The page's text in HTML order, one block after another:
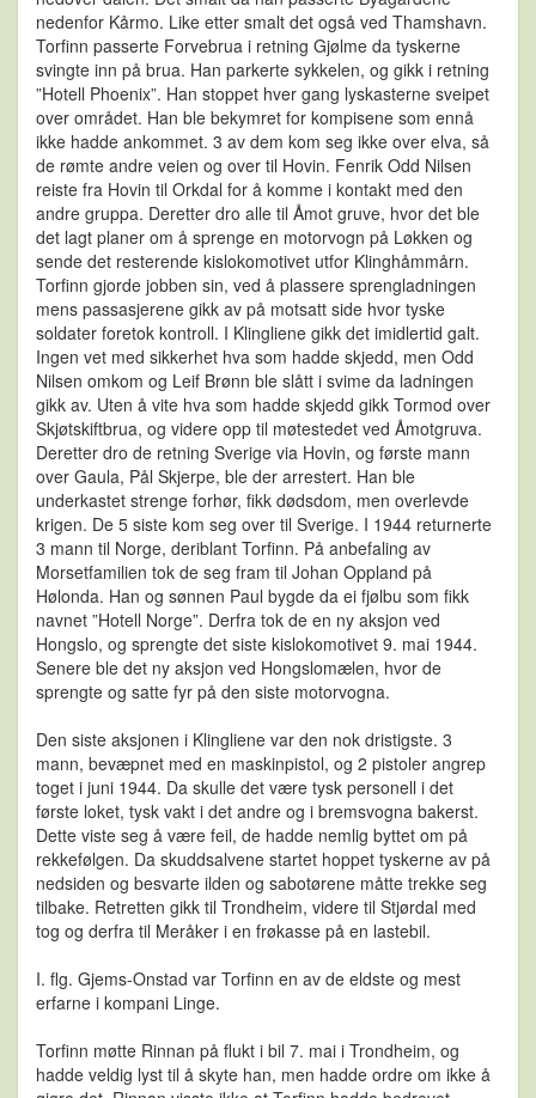
nedenfor Kårmo. Like etter smalt det også ved Thamshavn.
Torfinn passerte Forvebrua i retning Gjølme da tyskerne
svingte inn på brua. Han parkerte sykkelen, og gikk i retning
”Hotell Phoenix”. Han stoppet hver gang lyskasterne sveipet
over området. Han ble bekymret for kompisene som ennå
ikke hadde ankommet. 3 av dem kom seg ikke over elva, så
de rømte andre veien og over til Hovin. Fenrik Odd Nilsen
reiste fra Hovin til Orkdal for å komme i kontakt med den
andre gruppa. Deretter dro alle til Åmot gruve, hvor det ble
det lagt planer om å sprenge en motorvogn på Løkken og
sende det resterende kislokomotivet utfor Klinghåmmårn.
Torfinn gjorde jobben sin, ved å plassere sprengladningen
mens passasjerene gikk av på motsatt side hvor tyske
soldater foretok kontroll. I Klingliene gikk det imidlertid galt.
Ingen vet med sikkerhet hva som hadde skjedd, men Odd
Nilsen omkom og Leif Brønn ble slått i svime da ladningen
gikk av. Uten å vite hva som hadde skjedd gikk Tormod over
Skjøtskiftbrua, og videre opp til møtestedet ved Åmotgruva.
Deretter dro de retning Sverige via Hovin, og første mann
over Gaula, Pål Skjerpe, ble der arrestert. Han ble
underkastet strenge forhør, fikk dødsdom, men overlevde
krigen. De 5 siste kom seg over til Sverige. I 1944 returnerte
3 mann til Norge, deriblant Torfinn. På anbefaling av
Morsetfamilien tok de seg fram til Johan Oppland på
Hølonda. Han og sønnen Paul bygde da ei fjølbu som fikk
navnet ”Hotell Norge”. Derfra tok de en ny aksjon ved
Hongslo, og sprengte det siste kislokomotivet 9. mai 1944.
Senere ble det ny aksjon ved Hongslomælen, hvor de
sprengte og satte fyr på den siste motorvogna.
Den siste aksjonen i Klingliene var den nok dristigste. 3
mann, bevæpnet med en maskinpistol, og 2 pistoler angrep
toget i juni 1944. Da skulle det være tysk personell i det
første loket, tysk vakt i det andre og i bremsvogna bakerst.
Dette viste seg å være feil, de hadde nemlig byttet om på
rekkefølgen. Da skuddsalvene startet hoppet tyskerne av på
nedsiden og besvarte ilden og sabotørene måtte trekke seg
tilbake. Retretten gikk til Trondheim, videre til Stjørdal med
tog og derfra til Meråker i en frøkasse på en lastebil.
I. flg. Gjems-Onstad var Torfinn en av de eldste og mest
erfarne i kompani Linge.
Torfinn møtte Rinnan på flukt i bil 7. mai i Trondheim, og
hadde veldig lyst til å skyte han, men hadde ordre om ikke å